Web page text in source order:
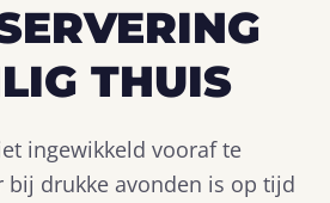
THUIS
ingewikkeld vooraf te
bij drukke avonden is op tijd